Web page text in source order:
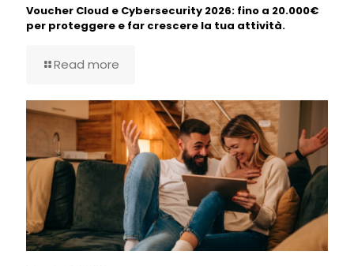
Voucher Cloud e Cybersecurity 2026: fino a 20.000€
per proteggere e far crescere la tua attività.
Read more